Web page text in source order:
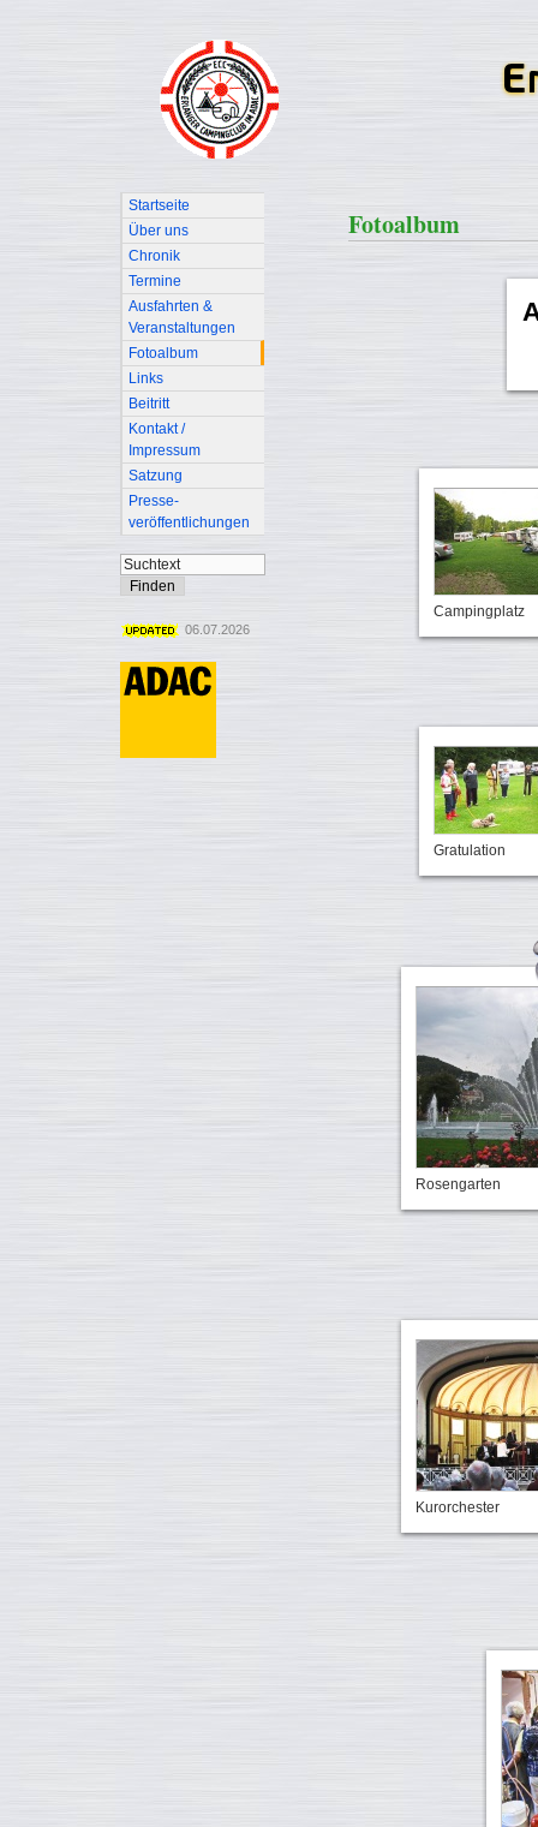
Fotoalbum
Campingplatz
Gratulation
Rosengarten
Kurorchester
Startseite
Über uns
Chronik
Termine
Ausfahrten &
Veranstaltungen
Fotoalbum
Links
Beitritt
Kontakt /
Impressum
Satzung
Presse-
veröffentlichungen
06.07.2026